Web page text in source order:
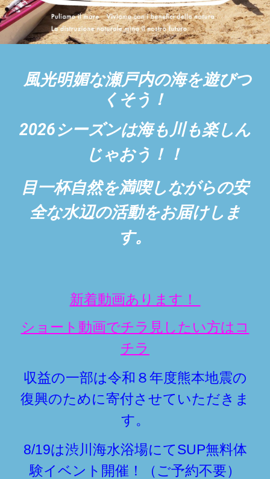
風光明媚な瀬戸内の海を遊びつ
くそう！
2026シーズンは海も川も楽しん
じゃおう！！
目一杯自然を満喫しながらの安
全な水辺の活動をお届けしま
す。
新着動画あります ！
ショート動画でチラ見したい方はコ
チラ
収益の一部は令和８年度熊本地震の
復興のために寄付させていただきま
す。
8/19は渋川海水浴場にてSUP無料体
験イベント開催！（ご予約不要）